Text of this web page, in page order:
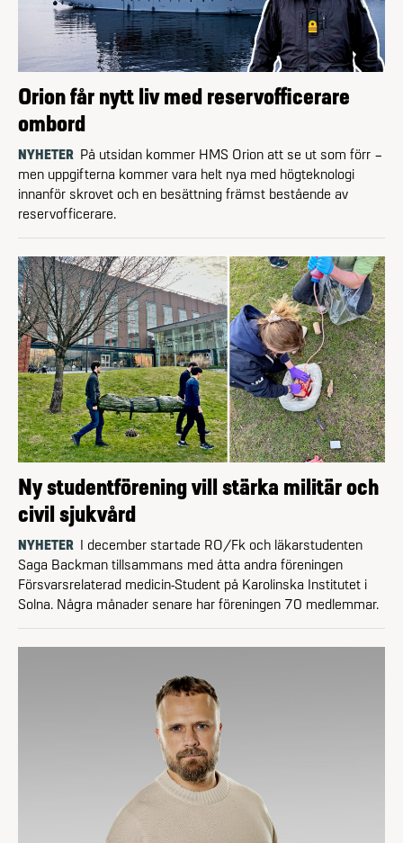
Orion får nytt liv med reservofficerare
ombord
NYHETER På utsidan kommer HMS Orion att se ut som förr –
men uppgifterna kommer vara helt nya med högteknologi
innanför skrovet och en besättning främst bestående av
reserv­officerare.
Ny studentförening vill stärka militär och
civil sjukvård
NYHETER I december startade RO/Fk och läkarstudenten
Saga Backman tillsammans med åtta andra föreningen
Försvarsrelaterad medicin-Student på Karolinska Institutet i
Solna. Några månader senare har föreningen 70 medlemmar.